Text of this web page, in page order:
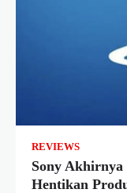
REVIEWS
Sony
Hentikan